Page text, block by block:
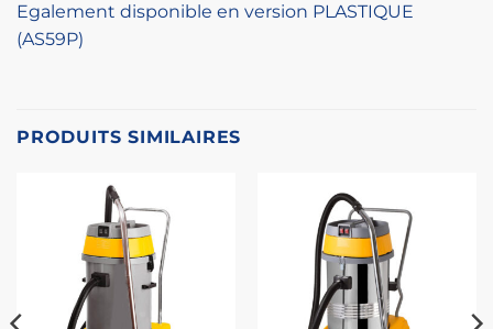
Egalement disponible en version PLASTIQUE
(AS59P)
PRODUITS SIMILAIRES